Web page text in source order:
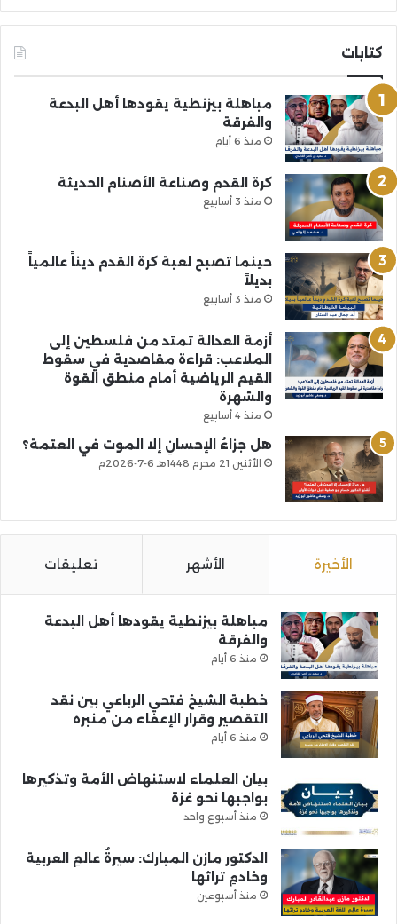
كتابات
مباهلة بيزنطية يقودها أهل البدعة
والفرقة
منذ 6 أيام
كرة القدم وصناعة الأصنام الحديثة
منذ 3 أسابيع
حينما تصبح لعبة كرة القدم ديناً عالمياً
بديلاً
منذ 3 أسابيع
أزمة العدالة تمتد من فلسطين إلى
الملاعب: قراءة مقاصدية في سقوط
القيم الرياضية أمام منطق القوة
والشهرة
منذ 4 أسابيع
هل جزاءُ الإحسانِ إلا الموت في العتمة؟
الأثنين 21 محرم 1448هـ 6-7-2026م
الأخيرة الأشهر تعليقات
مباهلة بيزنطية يقودها أهل البدعة
والفرقة
منذ 6 أيام
خطبة الشيخ فتحي الرباعي بين نقد
التقصير وقرار الإعفاء من منبره
منذ 6 أيام
بيان العلماء لاستنهاض الأمة وتذكيرها
بواجبها نحو غزة
منذ أسبوع واحد
الدكتور مازن المبارك: سيرةُ عالمِ العربية
وخادمِ تراثها
منذ أسبوعين